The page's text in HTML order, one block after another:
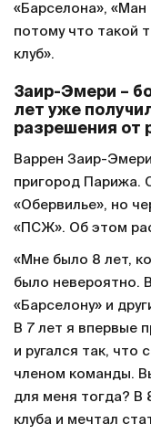
«Барселона»,
потому что такой
клуб».
Заир-Эмери –
лет уже
разрешения от
Варрен Заир-
пригород Парижа.
«Обервилье», но
«ПСЖ». Об этом
«Мне было 8 лет,
было невероятно.
«Барселону» и
В 7 лет я впервые
и ругался так, что
членом команды.
для меня тогда? В
клуба и мечтал